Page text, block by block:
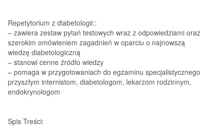
Repetytorium z diabetologii::
– zawiera zestaw pytań testowych wraz z odpowiedziami oraz
szerokim omówieniem zagadnień w oparciu o najnowszą
wiedzę diabetologiczną
– stanowi cenne źródło wiedzy
– pomaga w przygotowaniach do egzaminu specjalistycznego
przyszłym internistom, diabetologom, lekarzom rodzinnym,
endokrynologom
Spis Treści: